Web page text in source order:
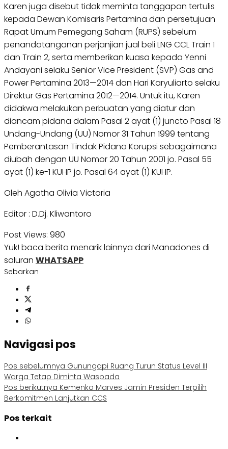
Karen juga disebut tidak meminta tanggapan tertulis
kepada Dewan Komisaris Pertamina dan persetujuan
Rapat Umum Pemegang Saham (RUPS) sebelum
penandatanganan perjanjian jual beli LNG CCL Train 1
dan Train 2, serta memberikan kuasa kepada Yenni
Andayani selaku Senior Vice President (SVP) Gas and
Power Pertamina 2013—2014 dan Hari Karyuliarto selaku
Direktur Gas Pertamina 2012—2014. Untuk itu, Karen
didakwa melakukan perbuatan yang diatur dan
diancam pidana dalam Pasal 2 ayat (1) juncto Pasal 18
Undang-Undang (UU) Nomor 31 Tahun 1999 tentang
Pemberantasan Tindak Pidana Korupsi sebagaimana
diubah dengan UU Nomor 20 Tahun 2001 jo. Pasal 55
ayat (1) ke-1 KUHP jo. Pasal 64 ayat (1) KUHP.
Oleh Agatha Olivia Victoria
Editor : D.Dj. Kliwantoro
Post Views: 980
Yuk! baca berita menarik lainnya dari Manadones di
saluran WHATSAPP
Sebarkan
Navigasi pos
Pos sebelumnya Gunungapi Ruang Turun Status Level III
Warga Tetap Diminta Waspada
Pos berikutnya Kemenko Marves Jamin Presiden Terpilih
Berkomitmen Lanjutkan CCS
Pos terkait